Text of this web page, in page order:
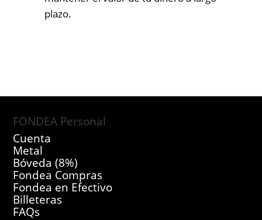
plazo.
FONDEA Personal
Cuenta
Metal
Bóveda (8%)
Fondea Compras
Fondea en Efectivo
Billeteras
FAQs